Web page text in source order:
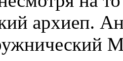
архиеп.